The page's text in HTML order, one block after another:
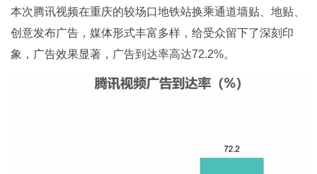
本次腾讯视频在重庆的较场口地铁站换乘通道墙贴、地贴、
创意发布广告，媒体形式丰富多样，给受众留下了深刻印
象，广告效果显著，广告到达率高达72.2%。